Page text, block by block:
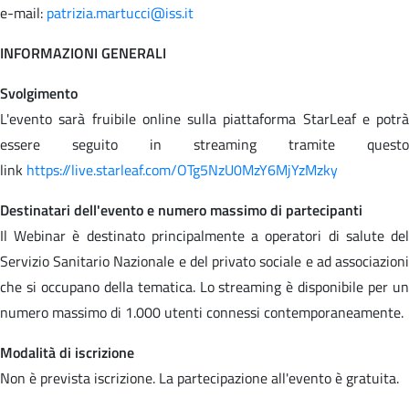
e-mail: patrizia.martucci@iss.it
INFORMAZIONI GENERALI
Svolgimento
L'evento sarà fruibile online sulla piattaforma StarLeaf e potrà
essere seguito in streaming tramite questo
link https://live.starleaf.com/OTg5NzU0MzY6MjYzMzky
Destinatari dell'evento e numero massimo di partecipanti
Il Webinar è destinato principalmente a operatori di salute del
Servizio Sanitario Nazionale e del privato sociale e ad associazioni
che si occupano della tematica. Lo streaming è disponibile per un
numero massimo di 1.000 utenti connessi contemporaneamente.
Modalità di iscrizione
Non è prevista iscrizione. La partecipazione all'evento è gratuita.